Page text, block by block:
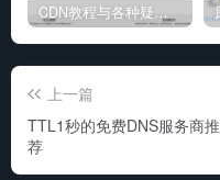
CDN教程与各种疑难杂症解决方法
上一篇
TTL1秒的免费DNS服务商推
荐